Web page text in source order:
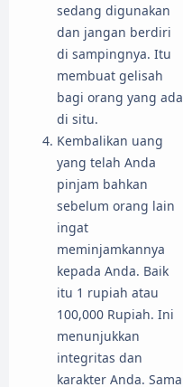
sedang digunakan
dan jangan berdiri
di sampingnya. Itu
membuat gelisah
bagi orang yang ada
di situ.
Kembalikan uang
yang telah Anda
pinjam bahkan
sebelum orang lain
ingat
meminjamkannya
kepada Anda. Baik
itu 1 rupiah atau
100,000 Rupiah. Ini
menunjukkan
integritas dan
karakter Anda. Sama